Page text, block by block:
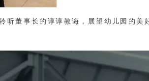
听董事长的谆谆教诲，展望幼儿园的美